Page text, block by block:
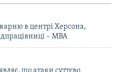
в центрі Херсона,
– МВА